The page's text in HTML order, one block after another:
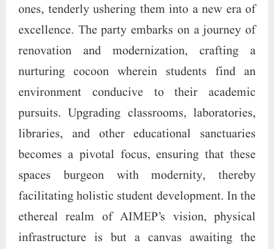
ones, tenderly ushering them into a new era of
excellence. The party embarks on a journey of
renovation and modernization, crafting a
nurturing cocoon wherein students find an
environment conducive to their academic
pursuits. Upgrading classrooms, laboratories,
libraries, and other educational sanctuaries
becomes a pivotal focus, ensuring that these
spaces burgeon with modernity, thereby
facilitating holistic student development. In the
ethereal realm of AIMEP’s vision, physical
infrastructure is but a canvas awaiting the